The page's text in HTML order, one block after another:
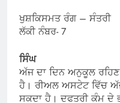
ਖੁਸ਼ਕਿਸਮਤ ਰੰਗ – ਸੰਤਰੀ
ਲੱਕੀ ਨੰਬਰ- 7
ਸਿੰਘ
ਅੱਜ ਦਾ ਦਿਨ ਅਨੁਕੂਲ
ਹੈ। ਰੀਅਲ ਅਸਟੇਟ ਵਿੱਚ
ਸਕਦਾ ਹੈ। ਦਫਤਰੀ ਕੰਮ ਦੇ